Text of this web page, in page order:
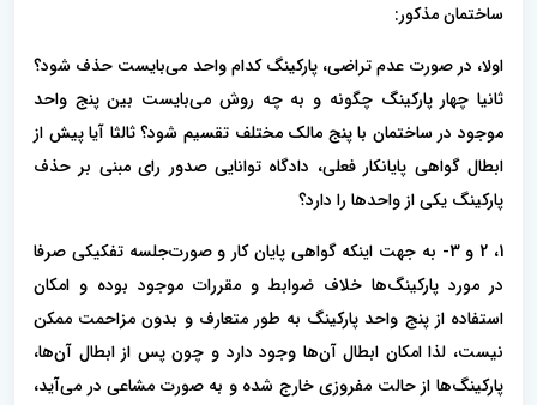
ساختمان مذکور:
اولا، در صورت عدم تراضی، پارکینگ کدام واحد می‌بایست حذف شود؟
ثانیا چهار پارکینگ چگونه و به چه روش می‌بایست بین پنج واحد
موجود در ساختمان با پنج مالک مختلف تقسیم شود؟ ثالثا آیا پیش از
ابطال گواهی پایانکار فعلی، دادگاه توانایی صدور رای مبنی بر حذف
پارکینگ یکی از واحدها را دارد؟
1، 2 و 3- به جهت اینکه ‌گواهی پایان کار و صورت‌جلسه تفکیکی صرفا
در مورد پارکینگ‌ها خلاف ضوابط و مقررات موجود بوده و امکان
استفاده از پنج واحد پارکینگ به طور متعارف و بدون مزاحمت ممکن
نیست، لذا امکان ابطال آن‌ها وجود دارد و چون پس از ابطال آن‌ها،
پارکینگ‌ها از حالت مفروزی خارج شده و به صورت مشاعی در می‌آید،